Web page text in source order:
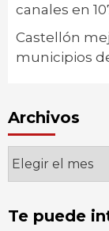
canales en
Castellón
municipios
Archivos
Archivos
Te puede